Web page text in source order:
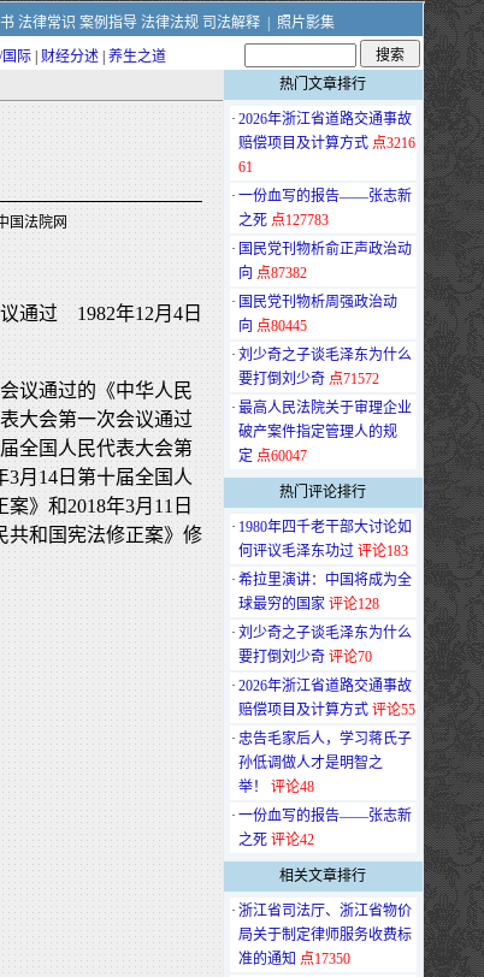
法律常识 案例指导 法律法规 司法解释|
照片影集
国际 财经分述 养生之道
国法院网
通过 1982年12月4日
议通过的《中华人民
大会第一次会议通过
全国人民代表大会第
月14日第十届全国人
》和2018年3月11日
共和国宪法修正案》修
热门文章排行
· 2026年浙江省道路交通事故
赔偿项目及计算方式 点3216
61
· 一份血写的报告——张志新
之死 点127783
· 国民党刊物析俞正声政治动
向 点87382
· 国民党刊物析周强政治动
向 点80445
· 刘少奇之子谈毛泽东为什么
要打倒刘少奇 点71572
· 最高人民法院关于审理企业
破产案件指定管理人的规
定 点60047
热门评论排行
· 1980年四千老干部大讨论如
何评议毛泽东功过 评论183
· 希拉里演讲：中国将成为全
球最穷的国家 评论128
· 刘少奇之子谈毛泽东为什么
要打倒刘少奇 评论70
· 2026年浙江省道路交通事故
赔偿项目及计算方式 评论55
· 忠告毛家后人，学习蒋氏子
孙低调做人才是明智之
举！
评论48
· 一份血写的报告——张志新
之死 评论42
相关文章排行
· 浙江省司法厅、浙江省物价
局关于制定律师服务收费标
准的通知 点17350